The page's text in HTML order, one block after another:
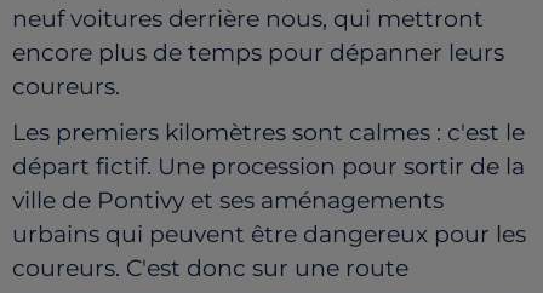
neuf voitures derrière nous, qui mettront
encore plus de temps pour dépanner leurs
coureurs.
Les premiers kilomètres sont calmes : c'est le
départ fictif. Une procession pour sortir de la
ville de Pontivy et ses aménagements
urbains qui peuvent être dangereux pour les
coureurs. C'est donc sur une route